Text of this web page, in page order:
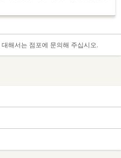
해서는 점포에 문의해 주십시오.